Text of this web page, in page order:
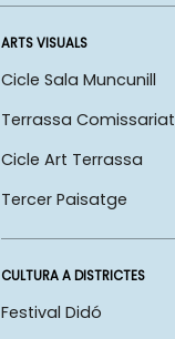
ARTS VISUALS
Cicle Sala Muncunill
Terrassa Comissariat
Cicle Art Terrassa
Tercer Paisatge
CULTURA A DISTRICTES
Festival Didó